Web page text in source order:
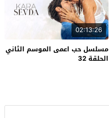
02:13:26
مسلسل حب اعمى الموسم الثاني
الحلقة 32